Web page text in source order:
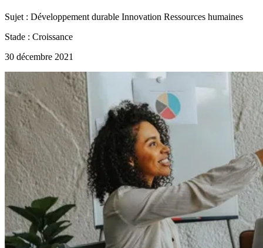
Sujet : Développement durable Innovation Ressources humaines
Stade : Croissance
30 décembre 2021